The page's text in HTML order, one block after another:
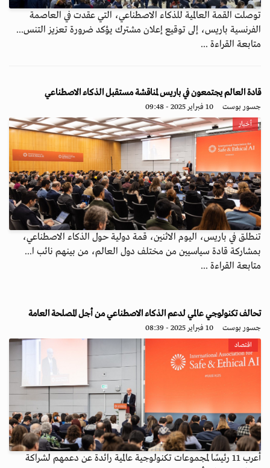
توصلت القمة العالمية للذكاء الاصطناعي، التي عقدت في العاصمة
الفرنسية باريس، إلى توقيع إعلان مشترك يؤكد ضرورة تعزيز التنس...
متابعة القراءة ...
قادة العالم يجتمعون في باريس لمناقشة مستقبل الذكاء الاصطناعي
جسور بوست 10 فبراير 2025 - 09:48
أخبار
تنطلق في باريس، اليوم الاثنين، قمة دولية حول الذكاء الاصطناعي،
بمشاركة قادة سياسيين من مختلف دول العالم، من بينهم نائب ا...
متابعة القراءة ...
تحالف تكنولوجي عالمي لدعم الذكاء الاصطناعي من أجل المصلحة العامة
جسور بوست 10 فبراير 2025 - 08:39
اقتصاد
أعرب 11 رئيسًا لمجموعات تكنولوجية عالمية رائدة عن دعمهم لشراكة